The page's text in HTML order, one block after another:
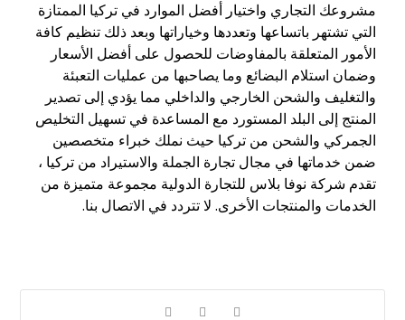
مشروعك التجاري واختيار أفضل الموارد في تركيا الممتازة
التي تشتهر باتساعها وتعددها وخياراتها وبعد ذلك تنظيم كافة
الأمور المتعلقة بالمفاوضات للحصول على أفضل الأسعار
وضمان استلام البضائع وما يصاحبها من عمليات التعبئة
والتغليف والشحن الخارجي والداخلي مما يؤدي إلى تصدير
المنتج إلى البلد المستورد مع المساعدة في تسهيل التخليص
الجمركي والشحن من تركيا حيث نملك خبراء متخصصين
ضمن خدماتها في مجال تجارة الجملة والاستيراد من تركيا ،
تقدم شركة نوفا بلاس للتجارة الدولية مجموعة متميزة من
الخدمات والمنتجات الأخرى. لا تتردد في الاتصال بنا.